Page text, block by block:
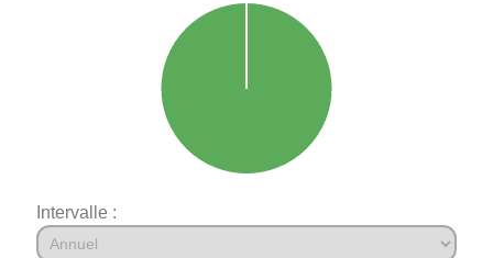
Intervalle :